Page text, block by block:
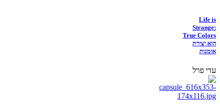
Life is
Strange:
True Colors
הוא יצירת
אומנות
עדי פרל